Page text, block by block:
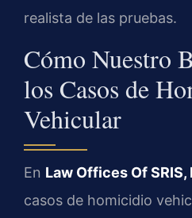
realista de las pruebas.
Cómo Nuestro
los Casos de
Vehicular
En Law Offices Of SRIS,
casos de homicidio